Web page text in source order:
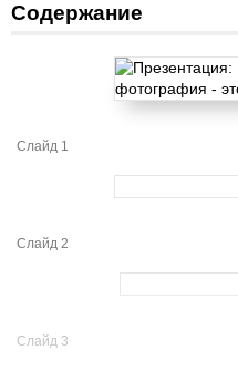
Содержание
Слайд 1
Слайд 2
Слайд 3